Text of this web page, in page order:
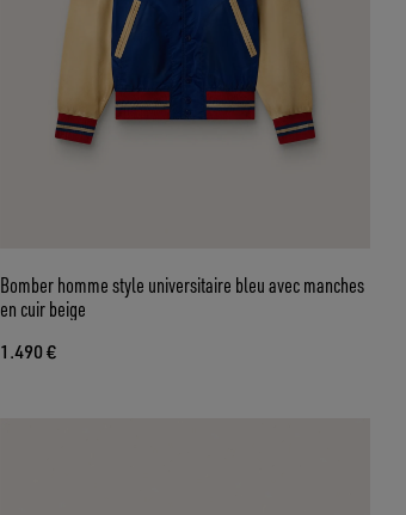
Bomber homme style universitaire bleu avec manches
en cuir beige
1.490 €